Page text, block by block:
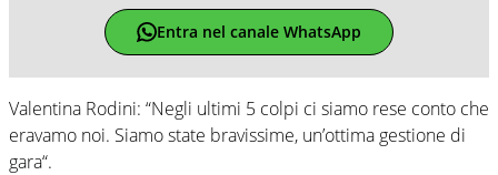
Entra nel canale WhatsApp
Valentina Rodini: “Negli ultimi 5 colpi ci siamo rese conto che
eravamo noi. Siamo state bravissime, un’ottima gestione di
gara“.